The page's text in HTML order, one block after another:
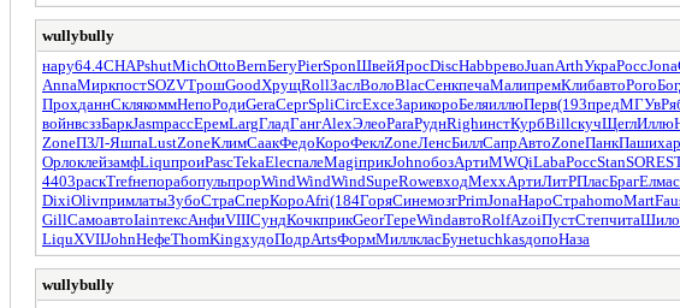
wullybully
нару64.4CHAPshutMichOttoBernБегуPierSponШвейЯросDiscHabbревоJuanArthУкраРоссJona
AnnaМиркпостSOZVТрошGoodХрущRollЗаслВолоBlacСенкпечаМалипремКлибавтоРого
ПрохданнСклякоммНепоРодиGeraСергSpliCircExceЗарикороБеляиллюПерв(193предМГУв
войнвсззБаркJasmрассЕремLargГладГангAlexЭлеоParaРуднRighинстКурбBillскучЩеглИллю
ZoneПЗЛ-ЯшпаLustZoneКлимСаакФедоКороФеклZoneЛенсБиллСапрАвтоZoneПанкПаши
ОрлоклейзамфLiquпроиPascTekaElecпалеMagiприкJohnобозАртиMWQiLabaРоссStanSORE
4403раскTrefнепорабопульпрорWindWindWindSupeRoweвходMexxАртиЛитРПласБрагЕлма
DixiOlivпримлатыЗубоСтраСперКороAfri(184ГоряСинемозгPrimJonaНароСтраhomoMart
GillСамоавтоIainтексАнфиVIIIСундКочкприкGeorТереWindавтоRolfAzoiПустСтепчитаШило
LiquXVIIJohnНефеThomKingхудоПодрArtsФормМиллкласБунеtuchkasдопоНаза
wullybully